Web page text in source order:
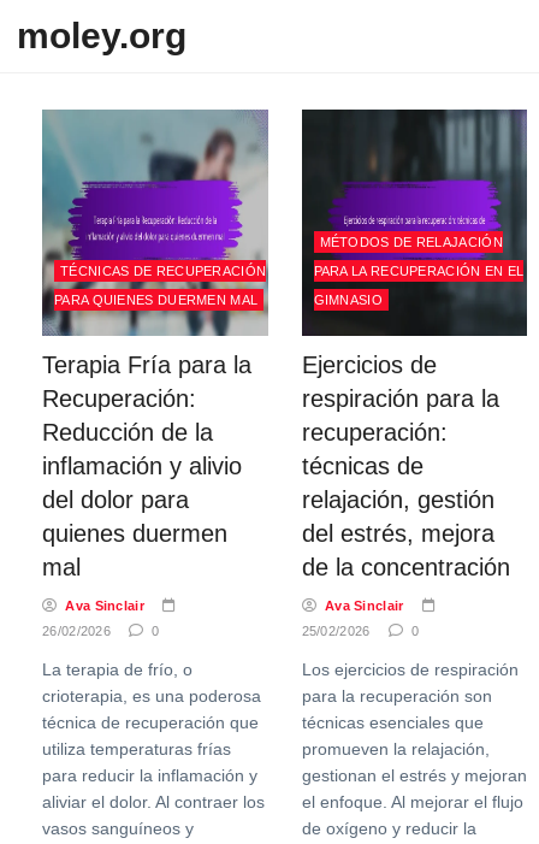
moley.org
TÉCNICAS DE RECUPERACIÓN
PARA QUIENES DUERMEN MAL
Terapia Fría para la
Recuperación:
Reducción de la
inflamación y alivio
del dolor para
quienes duermen
mal
Ava Sinclair
26/02/2026
0
La terapia de frío, o
crioterapia, es una poderosa
técnica de recuperación que
utiliza temperaturas frías
para reducir la inflamación y
aliviar el dolor. Al contraer los
vasos sanguíneos y
MÉTODOS DE RELAJACIÓN
PARA LA RECUPERACIÓN EN EL
GIMNASIO
Ejercicios de
respiración para la
recuperación:
técnicas de
relajación, gestión
del estrés, mejora
de la concentración
Ava Sinclair
25/02/2026
0
Los ejercicios de respiración
para la recuperación son
técnicas esenciales que
promueven la relajación,
gestionan el estrés y mejoran
el enfoque. Al mejorar el flujo
de oxígeno y reducir la